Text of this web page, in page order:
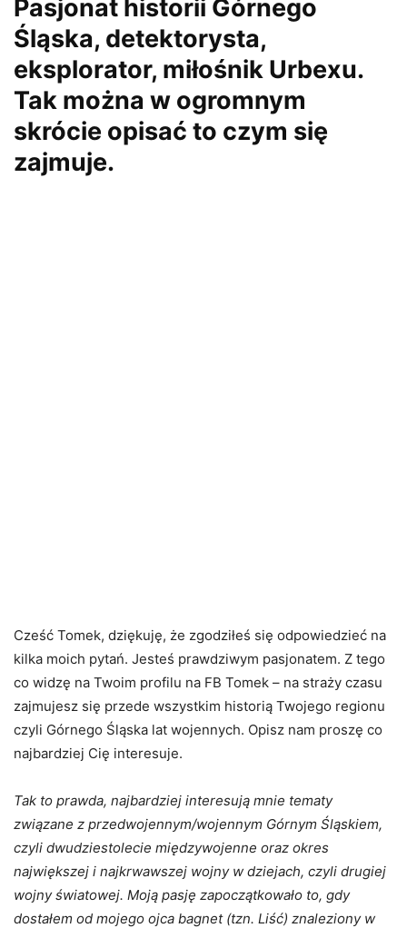
Pasjonat historii Górnego
Śląska, detektorysta,
eksplorator, miłośnik Urbexu.
Tak można w ogromnym
skrócie opisać to czym się
zajmuje.
Cześć Tomek, dziękuję, że zgodziłeś się odpowiedzieć na
kilka moich pytań. Jesteś prawdziwym pasjonatem. Z tego
co widzę na Twoim profilu na FB Tomek – na straży czasu
zajmujesz się przede wszystkim historią Twojego regionu
czyli Górnego Śląska lat wojennych. Opisz nam proszę co
najbardziej Cię interesuje.
Tak to prawda, najbardziej interesują mnie tematy
związane z przedwojennym/wojennym Górnym Śląskiem,
czyli dwudziestolecie międzywojenne oraz okres
największej i najkrwawszej wojny w dziejach, czyli drugiej
wojny światowej. Moją pasję zapoczątkowało to, gdy
dostałem od mojego ojca bagnet (tzn. Liść) znaleziony w